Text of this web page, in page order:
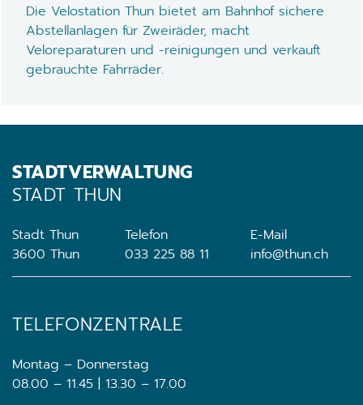
Die Velostation Thun bietet am Bahnhof sichere
Abstellanlagen für Zweiräder, macht
Veloreparaturen und -reinigungen und verkauft
gebrauchte Fahrräder.
STADTVERWALTUNG
STADT THUN
Stadt Thun
3600 Thun
Telefon
033 225 88 11
E-Mail
info@thun.ch
TELEFONZENTRALE
Montag – Donnerstag
08.00 – 11.45 | 13.30 – 17.00